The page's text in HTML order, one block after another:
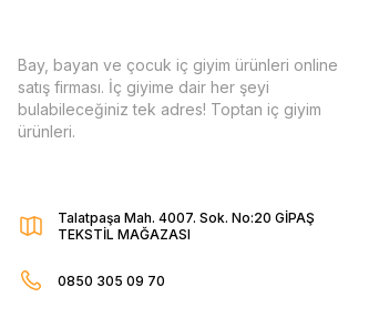
Bay, bayan ve çocuk iç giyim ürünleri online
satış firması. İç giyime dair her şeyi
bulabileceğiniz tek adres! Toptan iç giyim
ürünleri.
Talatpaşa Mah. 4007. Sok. No:20 GİPAŞ
TEKSTİL MAĞAZASI
0850 305 09 70